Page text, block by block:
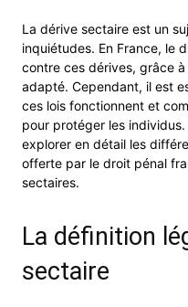
La dérive sectaire est un
inquiétudes. En France, le
contre ces dérives, grâce
adapté. Cependant, il est
ces lois fonctionnent et
pour protéger les
explorer en détail les
offerte par le droit pénal
sectaires.
La définition
sectaire